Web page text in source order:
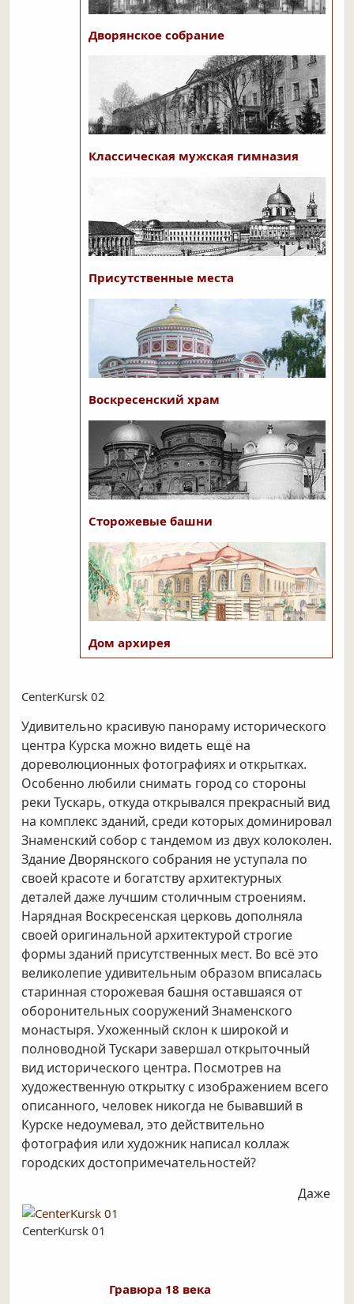
Дворянское собрание
Классическая мужская гимназия
Присутственные места
Воскресенский храм
Сторожевые башни
Дом архирея
CenterKursk 02
Удивительно красивую панораму исторического
центра Курска можно видеть ещё на
дореволюционных фотографиях и открытках.
Особенно любили снимать город со стороны
реки Тускарь, откуда открывался прекрасный вид
на комплекс зданий, среди которых доминировал
Знаменский собор с тандемом из двух колоколен.
Здание Дворянского собрания не уступала по
своей красоте и богатству архитектурных
деталей даже лучшим столичным строениям.
Нарядная Воскресенская церковь дополняла
своей оригинальной архитектурой строгие
формы зданий присутственных мест. Во всё это
великолепие удивительным образом вписалась
старинная сторожевая башня оставшаяся от
оборонительных сооружений Знаменского
монастыря. Ухоженный склон к широкой и
полноводной Тускари завершал открыточный
вид исторического центра. Посмотрев на
художественную открытку с изображением всего
описанного, человек никогда не бывавший в
Курске недоумевал, это действительно
фотография или художник написал коллаж
городских достопримечательностей?
CenterKursk 01
Гравюра 18 века
Даже